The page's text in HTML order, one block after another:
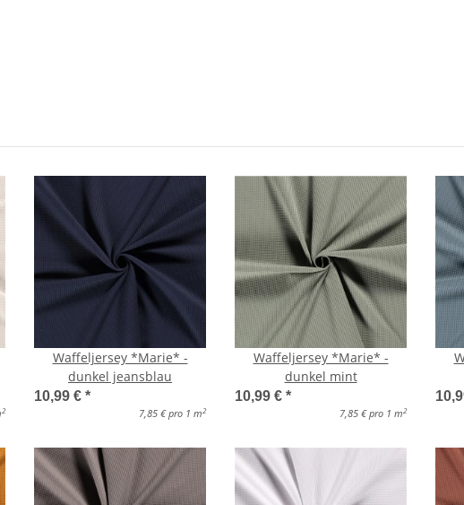
2
Waffeljersey *Marie* -
dunkel jeansblau
10,99 € *
7,85 € pro 1 m2
Waffeljersey *Marie* -
dunkel mint
10,99 € *
7,85 € pro 1 m2